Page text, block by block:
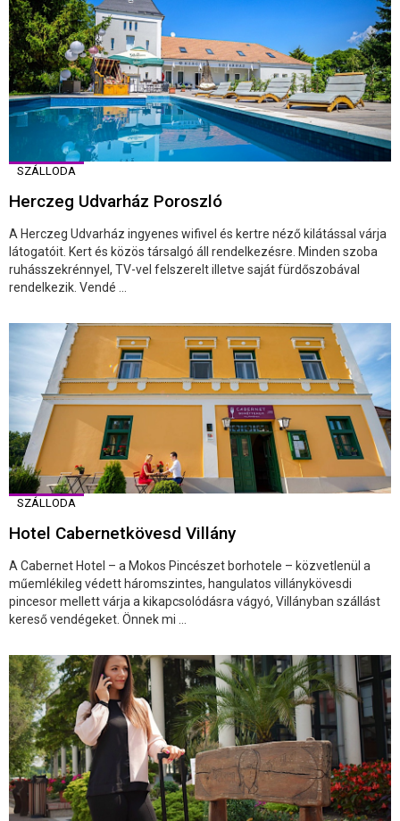
SZÁLLODA
Herczeg Udvarház Poroszló
A Herczeg Udvarház ingyenes wifivel és kertre néző kilátással várja
látogatóit. Kert és közös társalgó áll rendelkezésre. Minden szoba
ruhásszekrénnyel, TV-vel felszerelt illetve saját fürdőszobával
rendelkezik. Vendé ...
SZÁLLODA
Hotel Cabernetkövesd Villány
A Cabernet Hotel – a Mokos Pincészet borhotele – közvetlenül a
műemlékileg védett háromszintes, hangulatos villánykövesdi
pincesor mellett várja a kikapcsolódásra vágyó, Villányban szállást
kereső vendégeket. Önnek mi ...